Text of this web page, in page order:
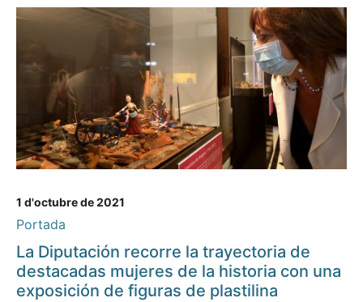
1 d'octubre de 2021
Portada
La Diputación recorre la trayectoria de
destacadas mujeres de la historia con una
exposición de figuras de plastilina